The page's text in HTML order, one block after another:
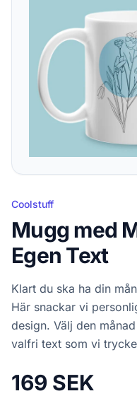
Coolstuff
Mugg med
Egen Text
Klart du ska ha din
Här snackar vi
design. Välj den
valfri text som vi
169 SEK